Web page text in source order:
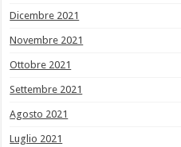
Dicembre 2021
Novembre 2021
Ottobre 2021
Settembre 2021
Agosto 2021
Luglio 2021